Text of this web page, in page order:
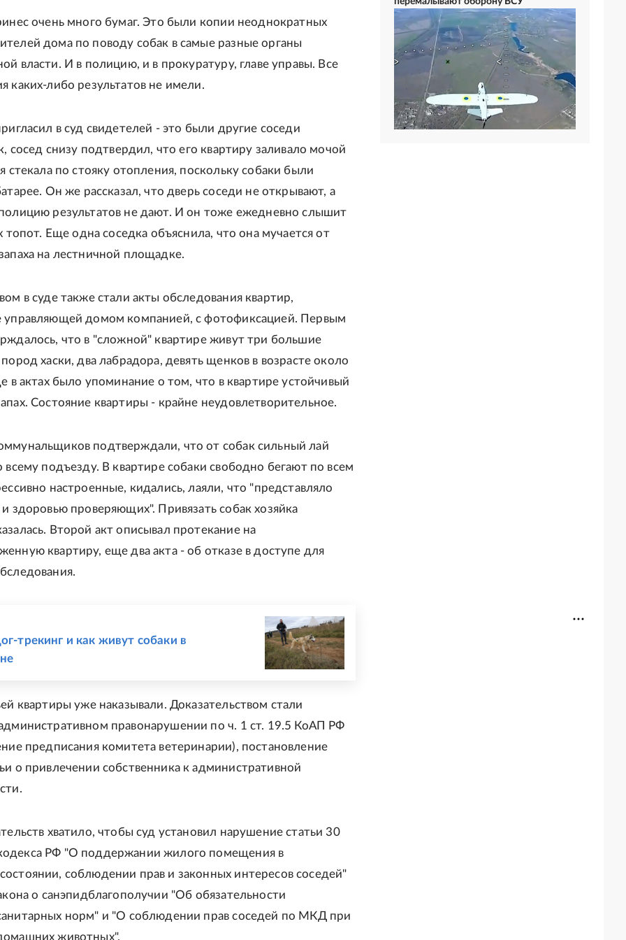
очень много бумаг. Это были копии неоднократных
дома по поводу собак в самые разные органы
власти. И в полицию, и в прокуратуру, главе управы. Все
каких-либо результатов не имели.
в суд свидетелей - это были другие соседи
сосед снизу подтвердил, что его квартиру заливало мочой
стекала по стояку отопления, поскольку собаки были
Он же рассказал, что дверь соседи не открывают, а
результатов не дают. И он тоже ежедневно слышит
топот. Еще одна соседка объяснила, что она мучается от
на лестничной площадке.
в суде также стали акты обследования квартир,
управляющей домом компанией, с фотофиксацией. Первым
что в "сложной" квартире живут три большие
хаски, два лабрадора, девять щенков в возрасте около
в актах было упоминание о том, что в квартире устойчивый
Состояние квартиры - крайне неудовлетворительное.
подтверждали, что от собак сильный лай
всему подъезду. В квартире собаки свободно бегают по всем
настроенные, кидались, лаяли, что "представляло
здоровью проверяющих". Привязать собак хозяйка
Второй акт описывал протекание на
квартиру, еще два акта - об отказе в доступе для
трекинг и как живут собаки в
квартиры уже наказывали. Доказательством стали
правонарушении по ч. 1 ст. 19.5 КоАП РФ
предписания комитета ветеринарии), постановление
о привлечении собственника к административной
хватило, чтобы суд установил нарушение статьи 30
РФ "О поддержании жилого помещения в
соблюдении прав и законных интересов соседей"
о санэпидблагополучии "Об обязательности
норм" и "О соблюдении прав соседей по МКД при
животных".